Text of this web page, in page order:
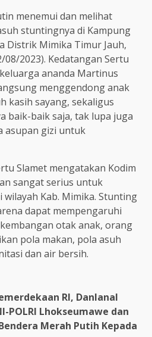
menemui dan melihat
stuntingnya di Kampung
Distrik Mimika Timur Jauh,
08/2023). Kedatangan Sertu
ananda Martinus
menggendong anak
kasih sayang, sekaligus
baik-baik saja, tak lupa juga
asupan gizi untuk
Slamet mengatakan Kodim
sangat serius untuk
Kab. Mimika. Stunting
dapat mempengaruhi
otak anak, orang
pola makan, pola asuh
dan air bersih.
RI, Danlanal
POLRI Lhokseumawe dan
Merah Putih Kepada